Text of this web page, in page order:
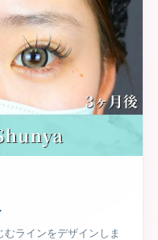
ラインをデザインしま